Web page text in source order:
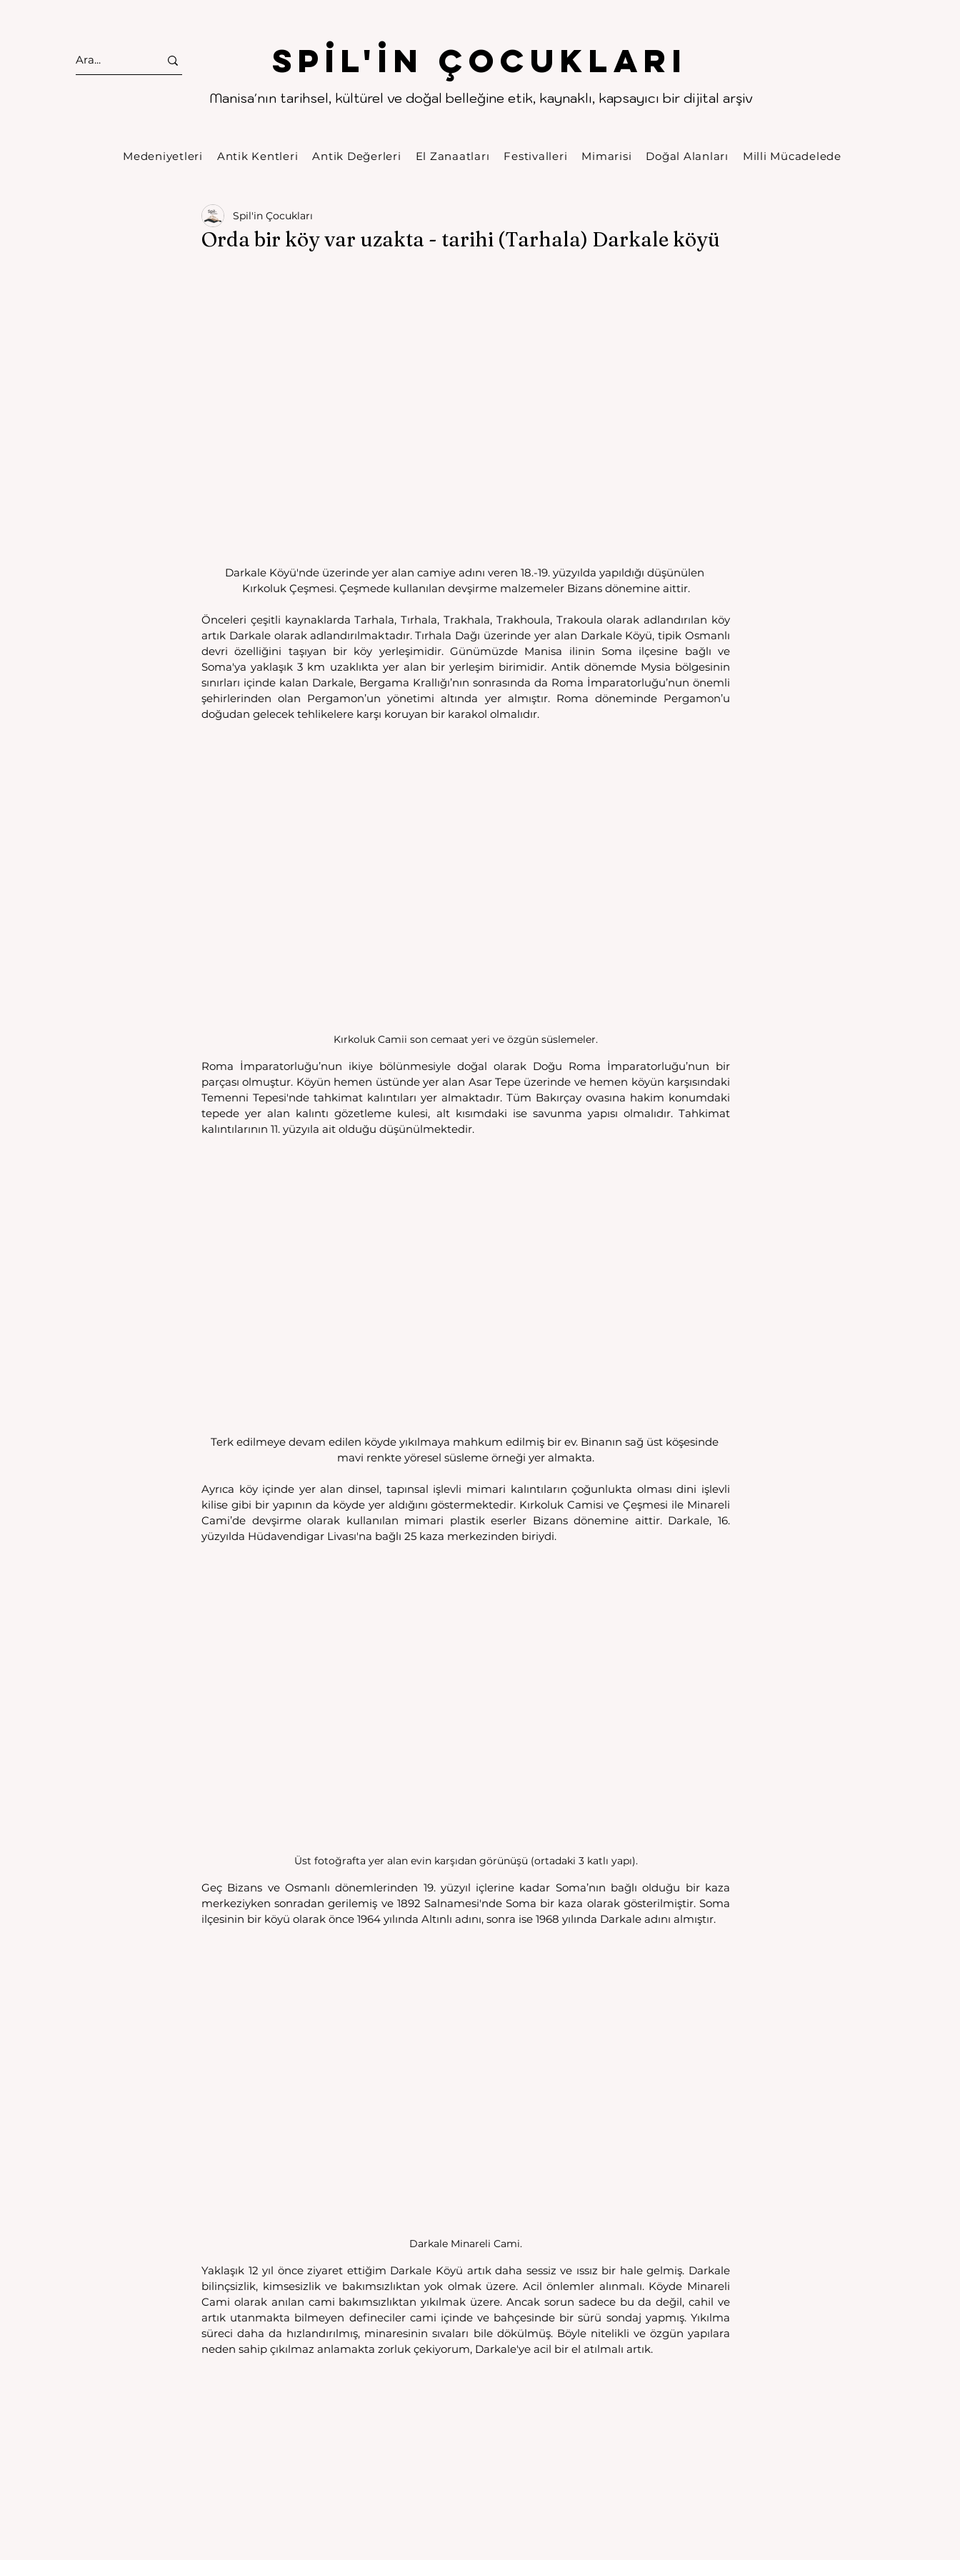
Spıl'in Çocukları
Manisa'nın tarihsel, kültürel ve doğal belleğine etik, kaynaklı, kapsayıcı bir dijital arşiv
. .
Medeniyetleri Antik Kentleri Antik Değerleri El Zanaatları Festivalleri Mimarisi Doğal Alanları Milli Mücadelede
Orda bir köy var uzakta - tarihi (Tarhala) Darkale köyü
Spil'in Çocukları
Darkale Köyü'nde üzerinde yer alan camiye adını veren 18.-19. yüzyılda yapıldığı düşünülen
Kırkoluk Çeşmesi. Çeşmede kullanılan devşirme malzemeler Bizans dönemine aittir.
Önceleri çeşitli kaynaklarda Tarhala, Tırhala, Trakhala, Trakhoula, Trakoula olarak adlandırılan köy
artık Darkale olarak adlandırılmaktadır. Tırhala Dağı üzerinde yer alan Darkale Köyü, tipik Osmanlı
devri özelliğini taşıyan bir köy yerleşimidir. Günümüzde Manisa ilinin Soma ilçesine bağlı ve
Soma'ya yaklaşık 3 km uzaklıkta yer alan bir yerleşim birimidir. Antik dönemde Mysia bölgesinin
sınırları içinde kalan Darkale, Bergama Krallığı’nın sonrasında da Roma İmparatorluğu’nun önemli
şehirlerinden olan Pergamon’un yönetimi altında yer almıştır. Roma döneminde Pergamon’u
doğudan gelecek tehlikelere karşı koruyan bir karakol olmalıdır.
Kırkoluk Camii son cemaat yeri ve özgün süslemeler.
Roma İmparatorluğu’nun ikiye bölünmesiyle doğal olarak Doğu Roma İmparatorluğu’nun bir
parçası olmuştur. Köyün hemen üstünde yer alan Asar Tepe üzerinde ve hemen köyün karşısındaki
Temenni Tepesi'nde tahkimat kalıntıları yer almaktadır. Tüm Bakırçay ovasına hakim konumdaki
tepede yer alan kalıntı gözetleme kulesi, alt kısımdaki ise savunma yapısı olmalıdır. Tahkimat
kalıntılarının 11. yüzyıla ait olduğu düşünülmektedir.
Terk edilmeye devam edilen köyde yıkılmaya mahkum edilmiş bir ev. Binanın sağ üst köşesinde
mavi renkte yöresel süsleme örneği yer almakta.
Ayrıca köy içinde yer alan dinsel, tapınsal işlevli mimari kalıntıların çoğunlukta olması dini işlevli
kilise gibi bir yapının da köyde yer aldığını göstermektedir. Kırkoluk Camisi ve Çeşmesi ile Minareli
Cami’de devşirme olarak kullanılan mimari plastik eserler Bizans dönemine aittir. Darkale, 16.
yüzyılda Hüdavendigar Livası'na bağlı 25 kaza merkezinden biriydi.
Üst fotoğrafta yer alan evin karşıdan görünüşü (ortadaki 3 katlı yapı).
Geç Bizans ve Osmanlı dönemlerinden 19. yüzyıl içlerine kadar Soma’nın bağlı olduğu bir kaza
merkeziyken sonradan gerilemiş ve 1892 Salnamesi'nde Soma bir kaza olarak gösterilmiştir. Soma
ilçesinin bir köyü olarak önce 1964 yılında Altınlı adını, sonra ise 1968 yılında Darkale adını almıştır.
Darkale Minareli Cami.
Yaklaşık 12 yıl önce ziyaret ettiğim Darkale Köyü artık daha sessiz ve ıssız bir hale gelmiş. Darkale
bilinçsizlik, kimsesizlik ve bakımsızlıktan yok olmak üzere. Acil önlemler alınmalı. Köyde Minareli
Cami olarak anılan cami bakımsızlıktan yıkılmak üzere. Ancak sorun sadece bu da değil, cahil ve
artık utanmakta bilmeyen defineciler cami içinde ve bahçesinde bir sürü sondaj yapmış. Yıkılma
süreci daha da hızlandırılmış, minaresinin sıvaları bile dökülmüş. Böyle nitelikli ve özgün yapılara
neden sahip çıkılmaz anlamakta zorluk çekiyorum, Darkale'ye acil bir el atılmalı artık.